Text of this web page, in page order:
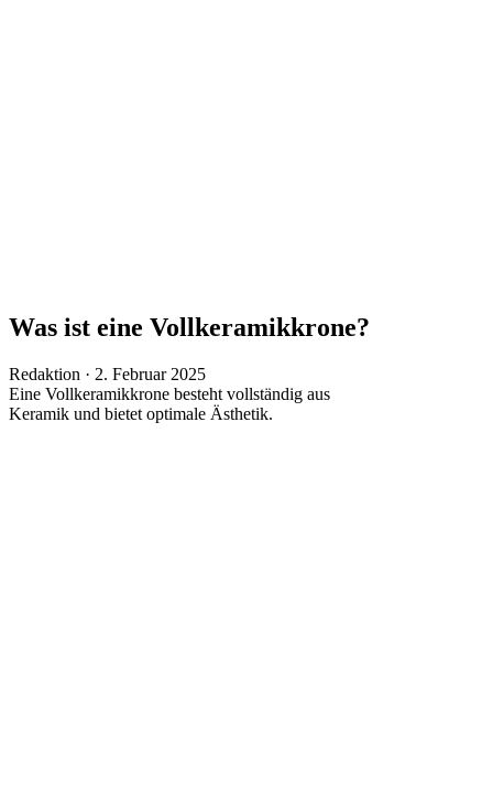
Was ist eine Vollkeramikkrone?
Redaktion · Veröffentlicht
am
2. Februar 2025
Eine Vollkeramikkrone besteht vollständig aus
Keramik und bietet optimale Ästhetik.